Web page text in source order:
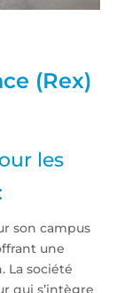
(Rex)
les
son campus
une
La société
qui s’intègre